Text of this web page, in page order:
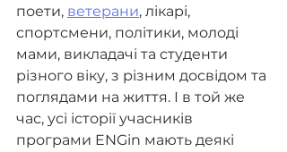
поети, ветерани, лікарі,
спортсмени, політики, молоді
мами, викладачі та студенти
різного віку, з різним досвідом та
поглядами на життя. І в той же
час, усі історії учасників
програми ENGin мають деякі